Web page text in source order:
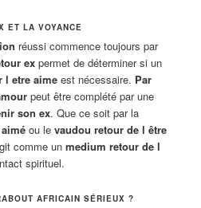
ET LA VOYANCE
réussi commence toujours par
ex permet de déterminer si un
l etre aime est nécessaire. Par
peut être complété par une
son ex. Que ce soit par la
ou levaudou retour de l être
comme unmedium retour de l
spirituel.
AFRICAIN SÉRIEUX ?